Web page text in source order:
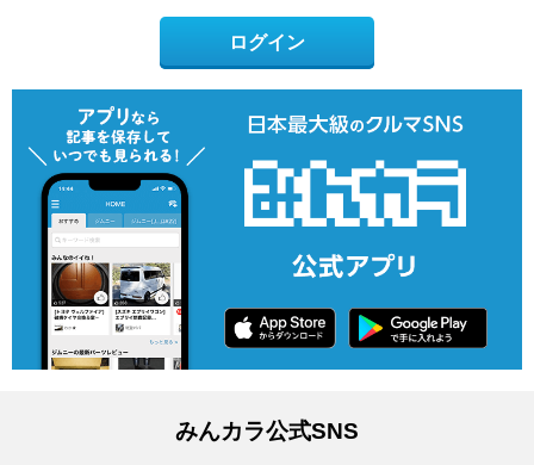
ログイン
みんカラ公式SNS